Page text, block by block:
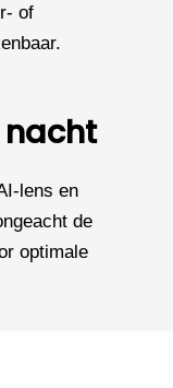
of
lens en
de
optimale